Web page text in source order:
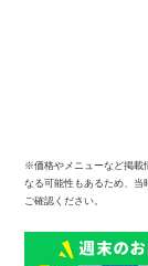
※価格やメニューなど掲載
なる可能性もあるため、当
ご確認ください。